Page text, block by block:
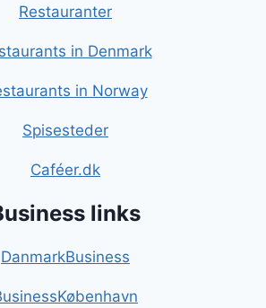
Restauranter
in Denmark
in Norway
Spisesteder
Caféer.dk
links
DanmarkBusiness